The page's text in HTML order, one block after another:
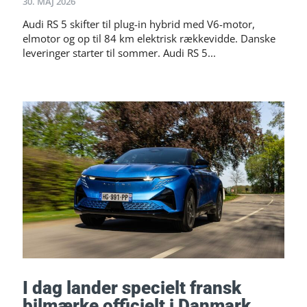
Audi RS 5 skifter til plug-in hybrid med V6-motor,
elmotor og op til 84 km elektrisk rækkevidde. Danske
leveringer starter til sommer. Audi RS 5...
I dag lander specielt fransk